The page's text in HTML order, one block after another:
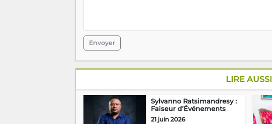
Envoyer
LIRE AUSSI
Sylvanno Ratsimandresy :
Faiseur d’Événements
21 juin 2026